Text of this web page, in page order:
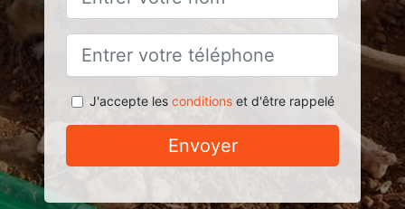
J'accepte les conditionset d'être rappelé
Envoyer